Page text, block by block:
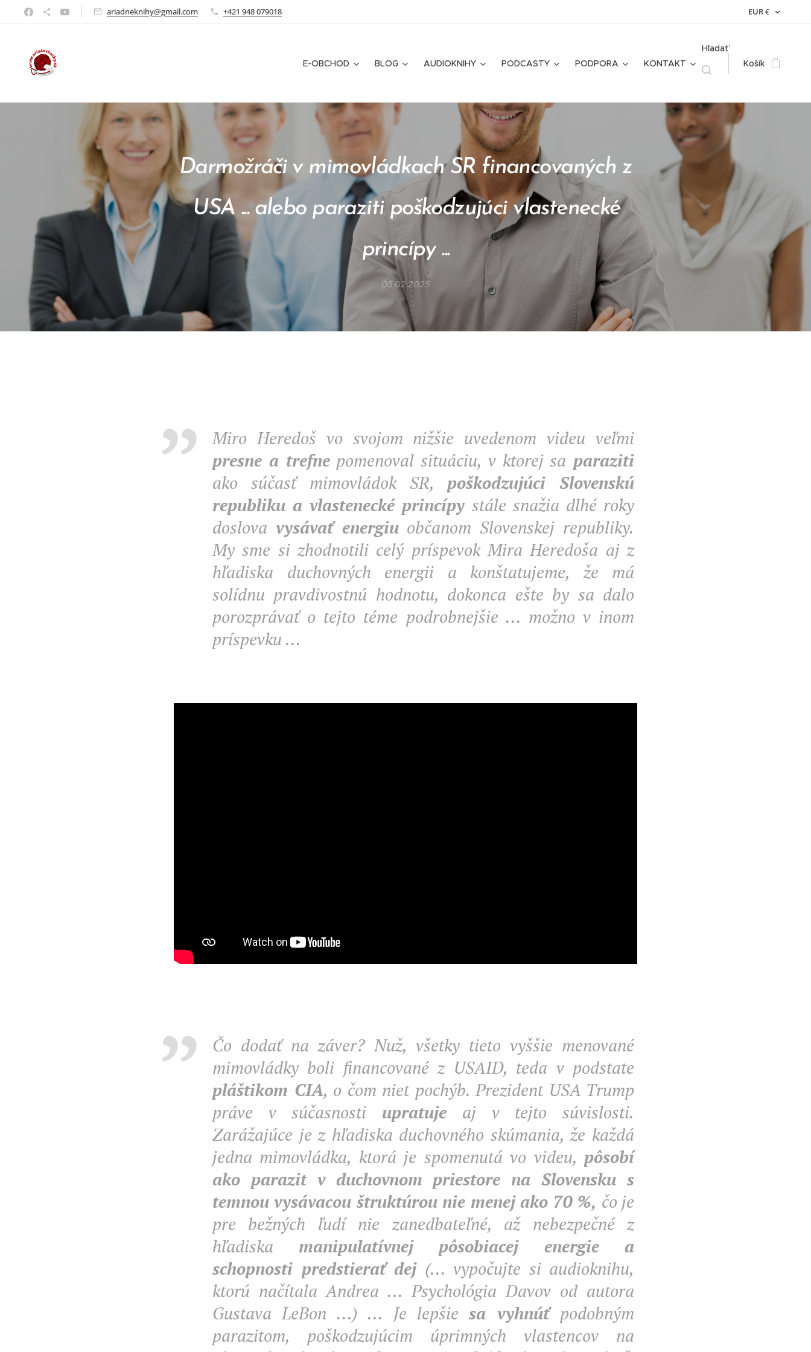
ariadneknihy@gmail.com +421 948 079018 EUR€
E-OBCHOD BLOG AUDIOKNIHY PODCASTY PODPORA KONTAKT
Hľadať
Košík
Darmožráči v mimovládkach SR financovaných z
USA ... alebo paraziti poškodzujúci vlastenecké
princípy ...
05.02.2025
Miro Heredoš vo svojom nižšie uvedenom videu veľmi
presne a trefnepomenoval situáciu, v ktorej sa paraziti
ako súčasť mimovládok SR, poškodzujúci Slovenskú
republiku a vlastenecké princípy stále snažia dlhé roky
doslova vysávať energiuobčanom Slovenskej republiky.
My sme si zhodnotili celý príspevok Mira Heredoša aj z
hľadiska duchovných energii a konštatujeme, že má
solídnu pravdivostnú hodnotu, dokonca ešte by sa dalo
porozprávať o tejto téme podrobnejšie ... možno v inom
príspevku ...
Čo dodať na záver? Nuž, všetky tieto vyššie menované
mimovládky boli financované z USAID, teda v podstate
pláštikom CIA, o čom niet pochýb. Prezident USA Trump
práve v súčasnosti upratuje aj v tejto súvislosti.
Zarážajúce je z hľadiska duchovného skúmania, že každá
jedna mimovládka, ktorá je spomenutá vo videu, pôsobí
ako parazit v duchovnom priestore na Slovensku s
temnou vysávacou štruktúrou nie menej ako 70 %, čo je
pre bežných ľudí nie zanedbateľné, až nebezpečné z
hľadiska manipulatívnej pôsobiacej energie a
schopnosti predstierať dej(... vypočujte si audioknihu,
ktorú načítala Andrea ... Psychológia Davov od autora
Gustava LeBon ...) ... Je lepšiesa vyhnúť podobným
parazitom, poškodzujúcim úprimných vlastencov na